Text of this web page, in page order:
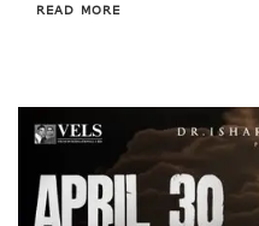
READ MORE